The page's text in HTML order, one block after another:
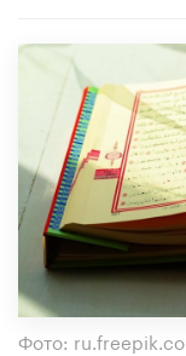
Фото: